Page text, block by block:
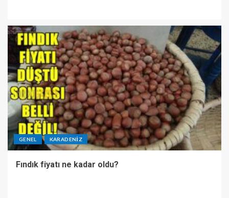
GENEL KARADENIZ
Fındık fiyatı ne kadar oldu?